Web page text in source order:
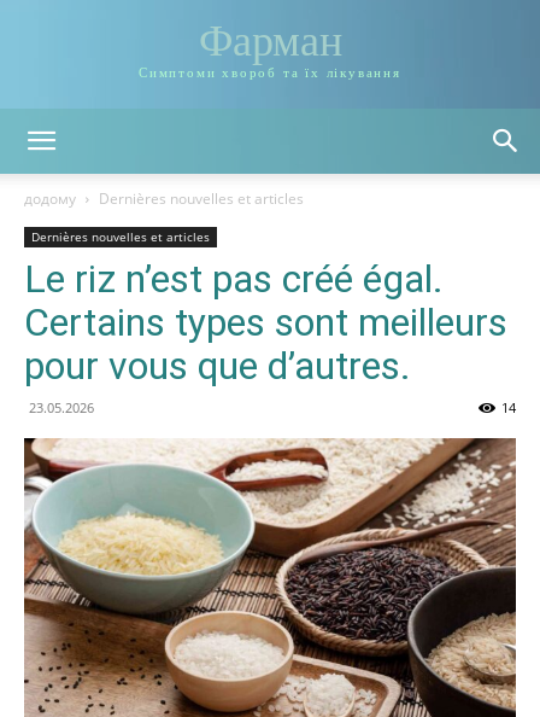
Фарман
Симптоми хвороб та їх лікування
додому Dernières nouvelles et articles
Dernières nouvelles et articles
Le riz n’est pas créé égal.
Certains types sont meilleurs
pour vous que d’autres.
23.05.2026 14